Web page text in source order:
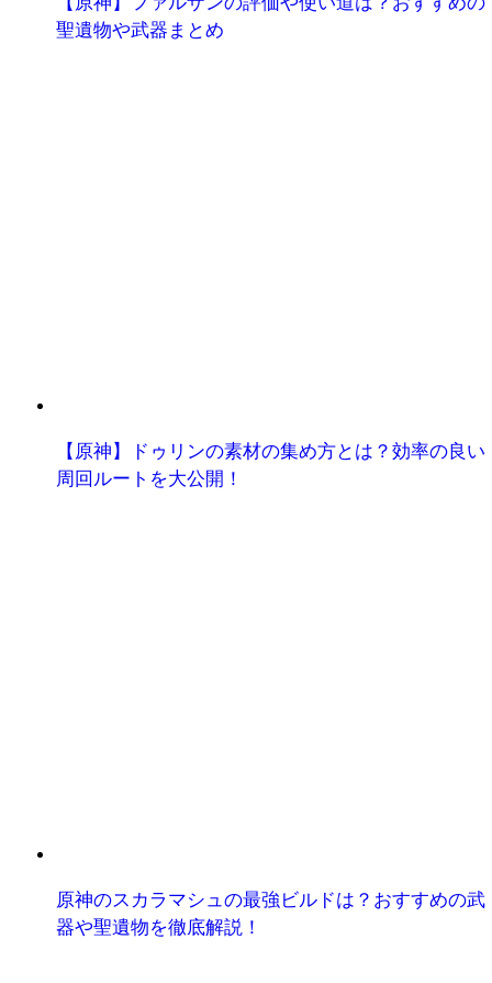
聖遺物や武器まとめ
【原神】ドゥリンの素材の集め方とは？効率の良い
周回ルートを大公開！
原神のスカラマシュの最強ビルドは？おすすめの武
器や聖遺物を徹底解説！